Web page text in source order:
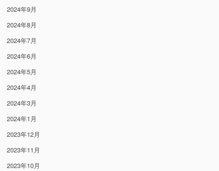
2024年9月
2024年8月
2024年7月
2024年6月
2024年5月
2024年4月
2024年3月
2024年1月
2023年12月
2023年11月
2023年10月